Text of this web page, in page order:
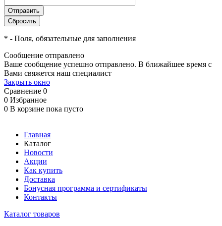
* - Поля, обязательные для заполнения
Сообщение отправлено
Ваше сообщение успешно отправлено. В ближайшее время с
Вами свяжется наш специалист
Закрыть окно
Сравнение 0
0 Избранное
0 В корзине пока пусто
Главная
Каталог
Новости
Акции
Как купить
Доставка
Бонусная программа и сертификаты
Контакты
Каталог товаров